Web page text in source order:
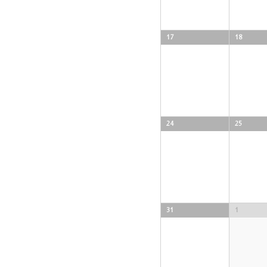
17 18
24 25
31 1